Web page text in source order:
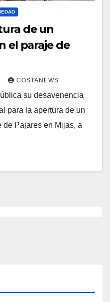
de un
el paraje de
COSTANEWS
su desavenencia
para la apertura de un
de Pajares en Mijas, a